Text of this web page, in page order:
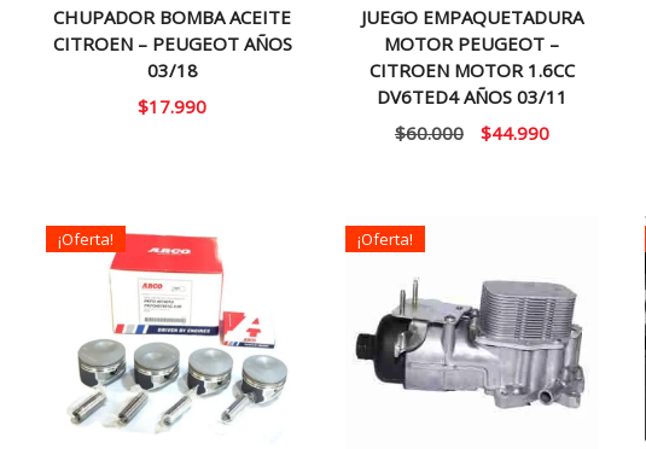
CHUPADOR BOMBA ACEITE
CITROEN – PEUGEOT AÑOS
03/18
$17.990
JUEGO EMPAQUETADURA
MOTOR PEUGEOT –
CITROEN MOTOR 1.6CC
DV6TED4 AÑOS 03/11
$60.000
El
$44.990El
¡Oferta! ¡Oferta!